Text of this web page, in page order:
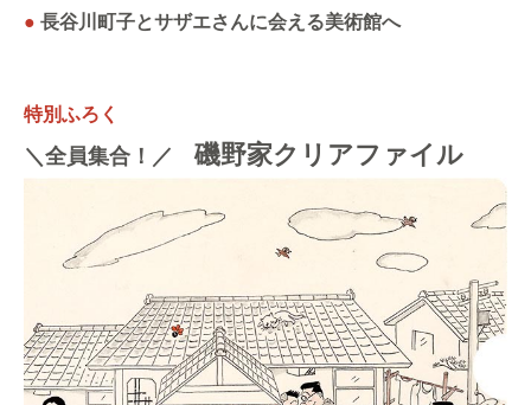
● 長谷川町子とサザエさんに会える美術館へ
特別ふろく
＼全員集合！／磯野家クリアファイル